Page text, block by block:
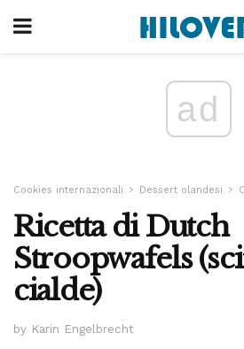
ad
Cookies internazionali Dessert olandesi
Ricetta di Dutch
Stroopwafels
cialde)
by Karin Engelbrecht